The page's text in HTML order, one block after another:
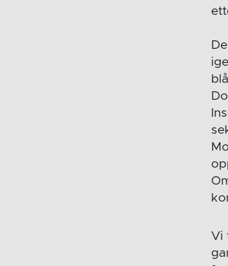
Vi